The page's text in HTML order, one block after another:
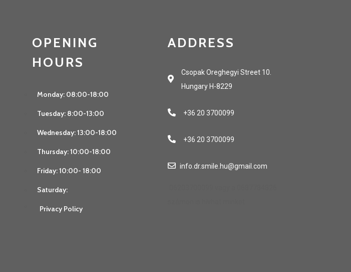
OPENING
HOURS
Monday: 08:00-18:00
Tuesday: 8:00-13:00
Wednesday: 13:00-18:00
Thursday: 10:00-18:00
Friday: 10:00- 18:00
Saturday:
Privacy Policy
ADDRESS
Csopak Oreghegyi Street 10.
Hungary H-8229
+36 20 3700099
+36 20 3700099
info.dr.smile.hu@gmail.com